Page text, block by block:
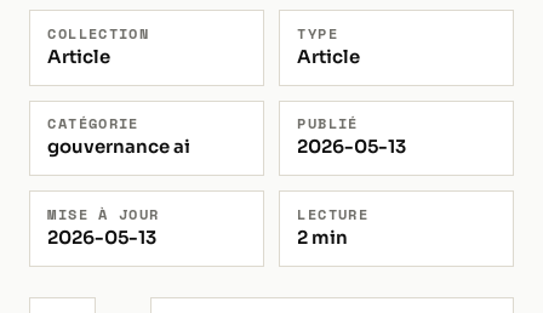
COLLECTION
Article
TYPE
Article
CATÉGORIE
gouvernance ai
PUBLIÉ
2026-05-13
MISE À JOUR
2026-05-13
LECTURE
2 min